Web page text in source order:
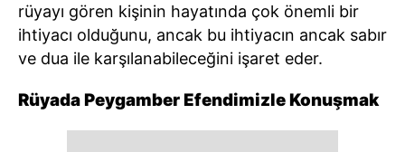
rüyayı gören kişinin hayatında çok önemli bir
ihtiyacı olduğunu, ancak bu ihtiyacın ancak sabır
ve dua ile karşılanabileceğini işaret eder.
Rüyada Peygamber Efendimizle Konuşmak